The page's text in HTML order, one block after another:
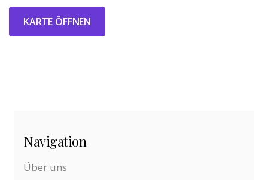
KARTE ÖFFNEN
Navigation
Über uns